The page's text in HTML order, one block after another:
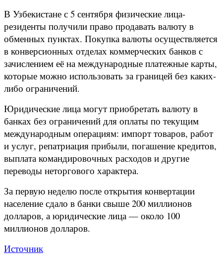
В Узбекистане с 5 сентября физические лица-
резиденты получили право продавать валюту в
обменных пунктах. Покупка валюты осуществляется
в конверсионных отделах коммерческих банков с
зачислением её на международные платежные карты,
которые можно использовать за границей без каких-
либо ограничений.
Юридические лица могут приобретать валюту в
банках без ограничений для оплаты по текущим
международным операциям: импорт товаров, работ
и услуг, репатриация прибыли, погашение кредитов,
выплата командировочных расходов и другие
переводы неторгового характера.
За первую неделю после открытия конвертации
население сдало в банки свыше 200 миллионов
долларов, а юридические лица — около 100
миллионов долларов.
Источник